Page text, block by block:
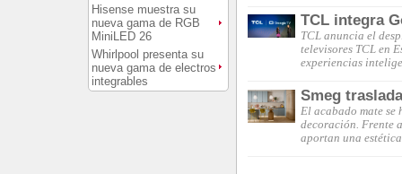
Hisense muestra su
nueva gama de RGB
MiniLED 26
Whirlpool presenta su
nueva gama de electros
integrables
TCL integra
TCL anuncia el
televisores TCL en
experiencias
Smeg
El acabado mate se
decoración. Frente
aportan una